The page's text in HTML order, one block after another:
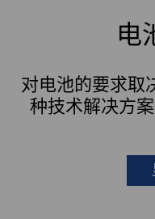
电
对电池的要求取
种技术解决方